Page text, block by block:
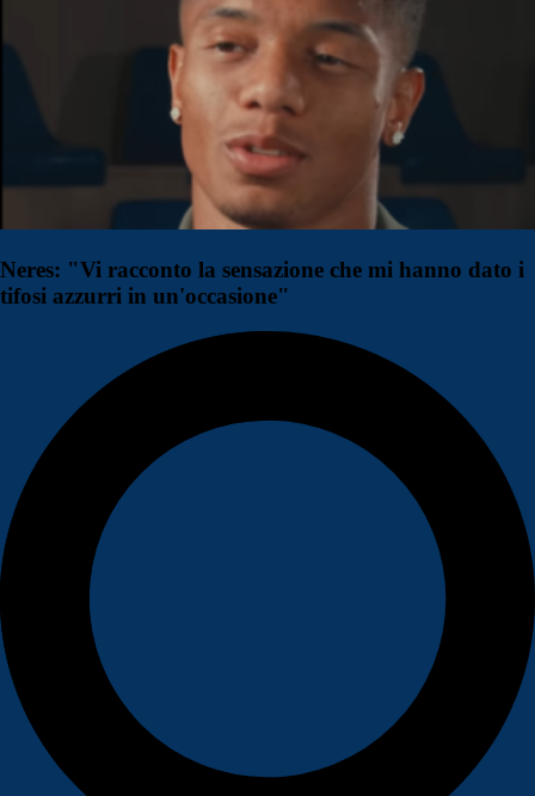
Neres: "Vi racconto la sensazione che mi hanno dato i
tifosi azzurri in un'occasione"